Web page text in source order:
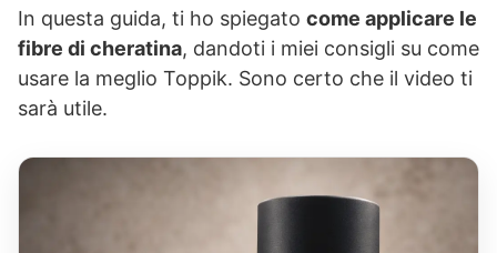
In questa guida, ti ho spiegato come applicare le
fibre di cheratina, dandoti i miei consigli su come
usare la meglio Toppik. Sono certo che il video ti
sarà utile.